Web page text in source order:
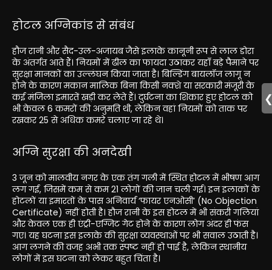
होटल अग्निकांड से संबंध
हौज रानी और सैद-उल-अजायब जैसे इलाके कानूनी रूप से लाल डोरा
के अंतर्गत आते हैं। नियमों में ढील का फायदा उठाकर यहाँ बड़े पैमाने पर
सुरक्षा मानकों का उल्लंघन किया जाता है। बिल्डिंग बायलॉज लागू न
होने के कारण मकान मालिक बिना किसी नक्शे या सरकारी मंजूरी के
कई मंजिला इमारतें खड़ी कर लेते हैं। दुर्घटना का शिकार हुए होटल को
भी केवल 6 कमरों की अनुमति थी, लेकिन वहां नियमों को ताक पर
रखकर 25 से अधिक कमरे चलाए जा रहे थे।
अग्नि सुरक्षा की अनदेखी
3 जून को मालवीय नगर के एक तंग गली में स्थित होटल में भीषण आग
लग गई, जिसमें कम से कम 21 लोगों की जान चली गई। इन इलाकों के
होटलों या इमारतों के पास अनिवार्य ‘फायर एनओसी’ (No Objection
Certificate) नहीं होती है। हौज रानी के इस होटल में भी संकरी गलियां
और केवल एक ही एंट्री-एग्जिट गेट होने के कारण लोग अंदर ही फंस
गए। यह घटना इस इलाके की सुरक्षा व्यवस्थाओं पर भी सवाल उठाती है।
आग लगने की वजह अभी तक स्पष्ट नहीं हो पाई है, लेकिन स्थानीय
लोगों में इस घटना को लेकर बहुत चिंता है।